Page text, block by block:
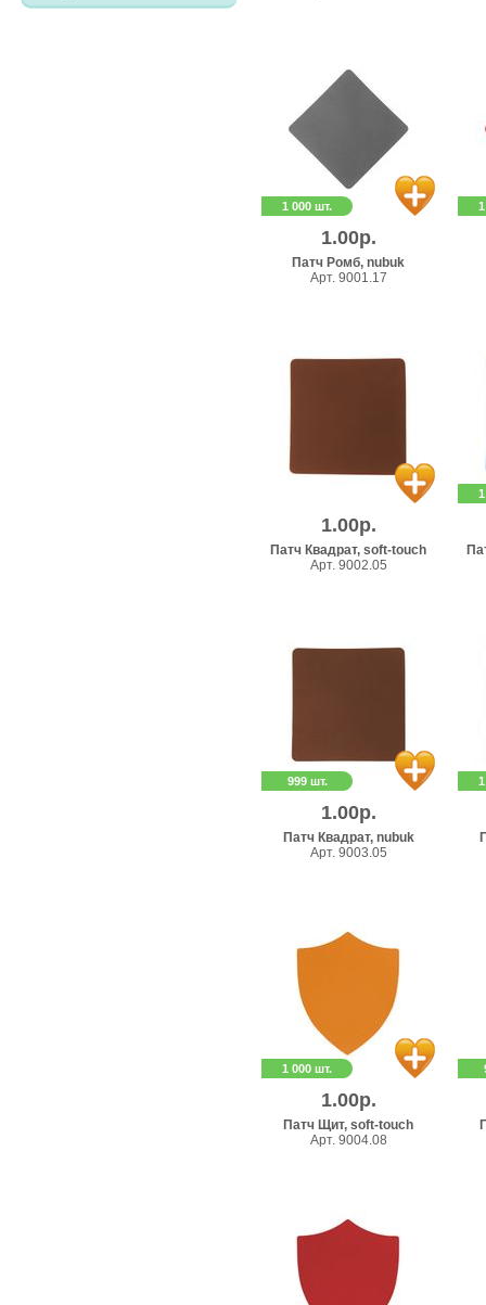
1 000 шт.
1.00р.
Патч Ромб, nubuk
Арт. 9001.17
1.00р.
Патч Квадрат, soft-touch
Арт. 9002.05
999 шт.
1.00р.
Патч Квадрат, nubuk
Арт. 9003.05
1 000 шт.
1.00р.
Патч Щит, soft-touch
Арт. 9004.08